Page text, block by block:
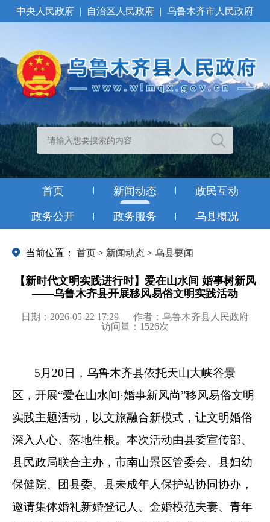
中央人民政府 | 自治区人民政府 | 乌鲁木齐市人民政府
首页 新闻动态 政民互动
政务公开 政务服务 乌县概况
当前位置： 首页 > 新闻动态 > 乌县要闻
【新时代文明实践进行时】爱在山水间 婚事树新风
——乌鲁木齐县开展移风易俗文明实践活动
日期：2026-05-22 17:29
作者：乌鲁木齐县人民政府
访问量： 1526次
5 月 20 日，乌鲁木齐县依托天山大峡谷景
区 ，开展“爱在山水间 ·婚事新风尚”移风易俗文明
实践主题活动，以文旅融合新模式，让文明婚俗
深入人心、落地生根。本次活动由县委宣传部、
县民政局联合主办， 市南山景区管委会、 县妇幼
保健院、团县委、县未成年人保护站协同协办，
邀请集体婚礼新婚登记人、金婚模范夫妻、青年